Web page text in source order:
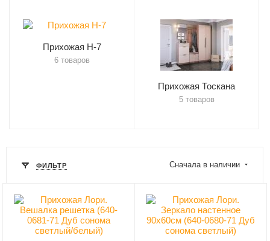
Прихожая Н-7
6 товаров
Прихожая Тоскана
5 товаров
ФИЛЬТР Сначала в наличии